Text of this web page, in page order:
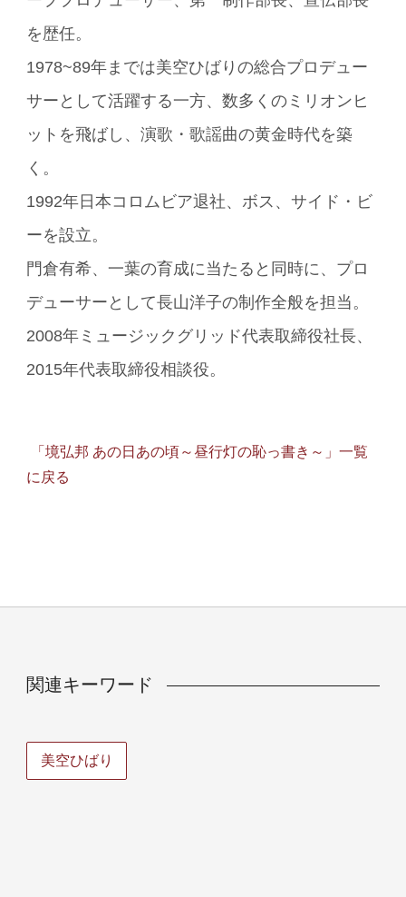
を歴任。
1978~89年までは美空ひばりの総合プロデュー
サーとして活躍する一方、数多くのミリオンヒ
ットを飛ばし、演歌・歌謡曲の黄金時代を築
く。
1992年日本コロムビア退社、ボス、サイド・ビ
ーを設立。
門倉有希、一葉の育成に当たると同時に、プロ
デューサーとして長山洋子の制作全般を担当。
2008年ミュージックグリッド代表取締役社長、
2015年代表取締役相談役。
「境弘邦 あの日あの頃～昼行灯の恥っ書き～」一覧
に戻る
関連キーワード
美空ひばり